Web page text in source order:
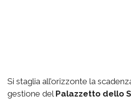
Si staglia all’orizzonte la
gestione del Palazzetto dello